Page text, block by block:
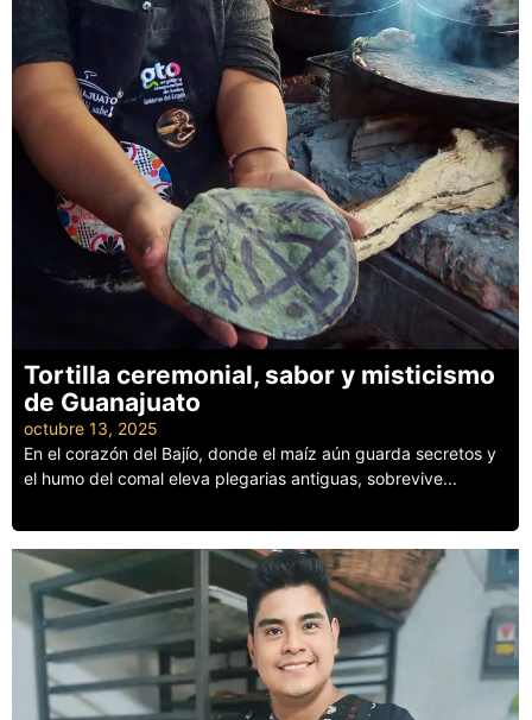
Tortilla ceremonial, sabor y misticismo
de Guanajuato
octubre 13, 2025
En el corazón del Bajío, donde el maíz aún guarda secretos y
el humo del comal eleva plegarias antiguas, sobrevive...